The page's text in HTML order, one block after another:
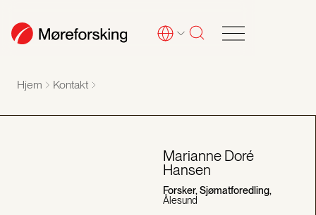
Hjem Kontakt
Marianne Doré
Hansen
Forsker, Sjømatforedling,
Ålesund